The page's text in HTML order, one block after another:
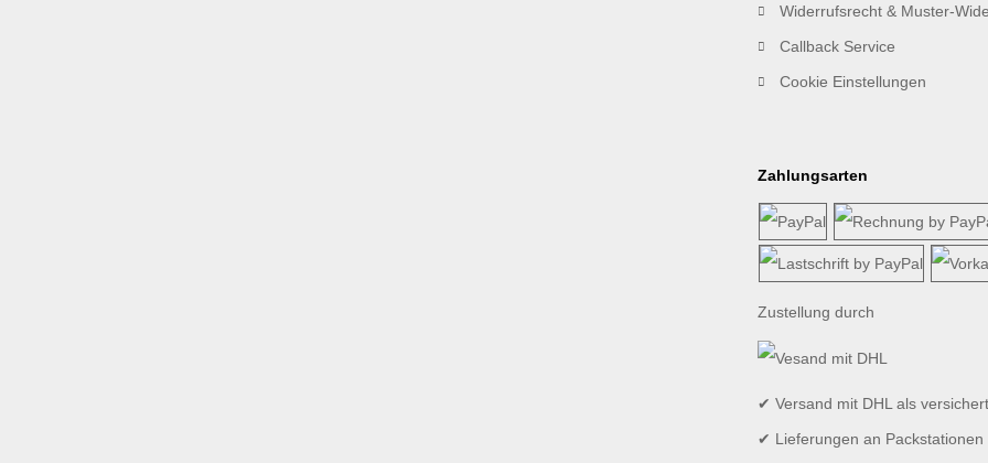
Widerrufsrecht & Muster-
Callback Service
Cookie Einstellungen
Zahlungsarten
Zustellung durch
✔ Versand mit DHL als
✔ Lieferungen an Packstationen